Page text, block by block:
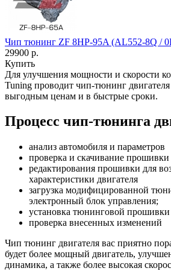
Чип тюнинг ZF 8HP-95A (AL552-8Q /
29900 р.
Купить
Для улучшения мощности и скорости
Tuning проводит чип-тюнинг
выгодным ценам и в быстрые сроки.
Процесс чип-тюнинга
анализ автомобиля и параметров
проверка и скачивание
редактирования прошивки для
характеристики двигателя
загрузка модифицированной
электронный блок управления;
установка тюнинговой прошивки
проверка внесенных изменений
Чип тюнинг двигателя вас приятно
будет более мощный двигатель,
динамика, а также более высокая